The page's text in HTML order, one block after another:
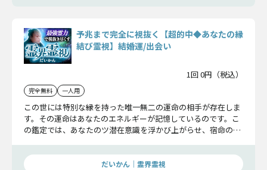
予兆まで完全に視抜く【超的中◆あなたの縁
結び霊視】結婚運/出会い
1回 0円（税込）
完全無料 一人用
この世には特別な縁を持った唯一無二の運命の相手が存在しま
す。その運命はあなたのエネルギーが記憶しているのです。こ
の鑑定では、あなたのツ潜在意識を浮かび上がらせ、宿命の相
だいかん｜霊界霊視